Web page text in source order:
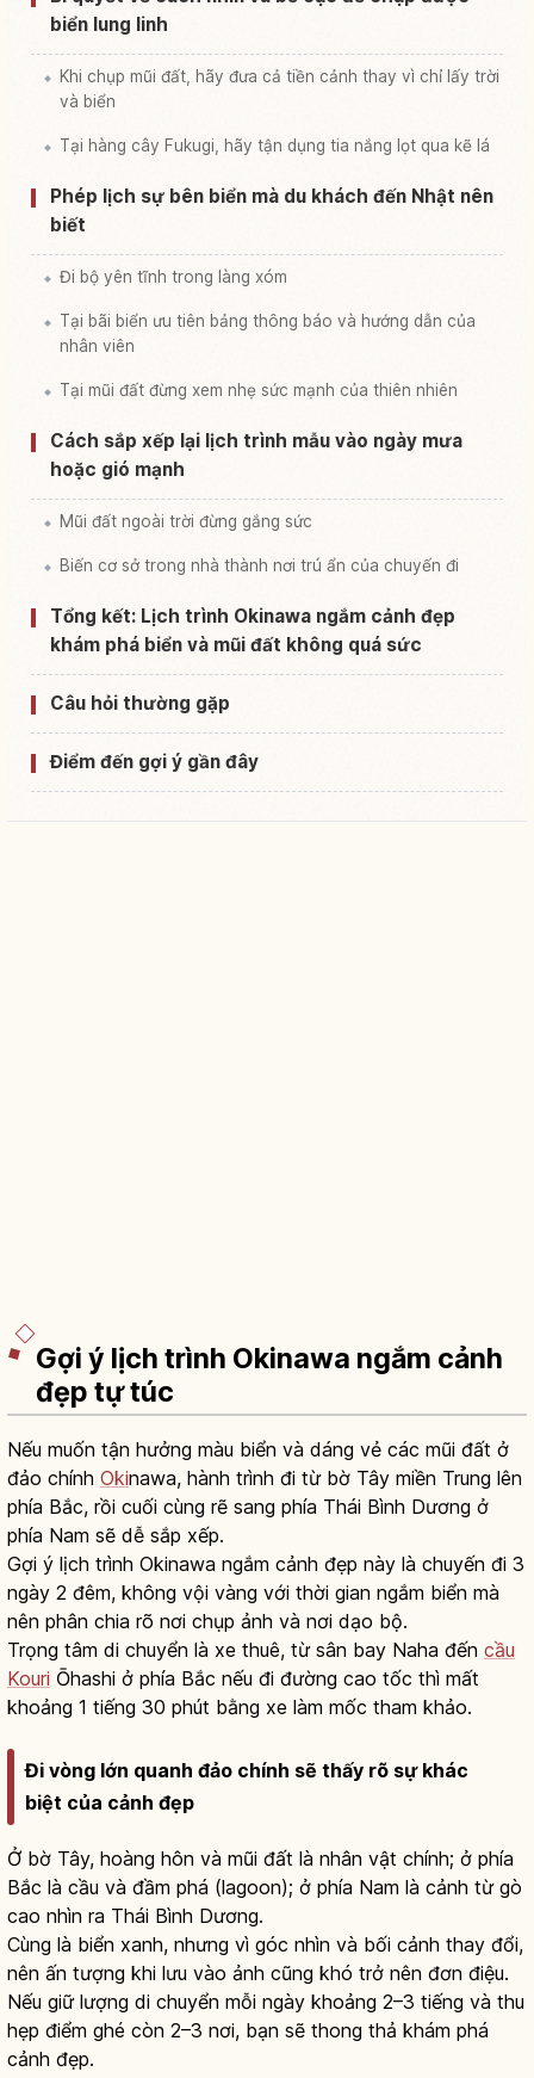
biển lung linh
Khi chụp mũi đất, hãy đưa cả tiền cảnh thay vì chỉ lấy trời
và biển
Tại hàng cây Fukugi, hãy tận dụng tia nắng lọt qua kẽ lá
Phép lịch sự bên biển mà du khách đến Nhật nên
biết
Đi bộ yên tĩnh trong làng xóm
Tại bãi biển ưu tiên bảng thông báo và hướng dẫn của
nhân viên
Tại mũi đất đừng xem nhẹ sức mạnh của thiên nhiên
Cách sắp xếp lại lịch trình mẫu vào ngày mưa
hoặc gió mạnh
Mũi đất ngoài trời đừng gắng sức
Biến cơ sở trong nhà thành nơi trú ẩn của chuyến đi
Tổng kết: Lịch trình Okinawa ngắm cảnh đẹp
khám phá biển và mũi đất không quá sức
Câu hỏi thường gặp
Điểm đến gợi ý gần đây
Gợi ý lịch trình Okinawa ngắm cảnh
đẹp tự túc
Nếu muốn tận hưởng màu biển và dáng vẻ các mũi đất ở
đảo chính Okinawa, hành trình đi từ bờ Tây miền Trung lên
phía Bắc, rồi cuối cùng rẽ sang phía Thái Bình Dương ở
phía Nam sẽ dễ sắp xếp.
Gợi ý lịch trình Okinawa ngắm cảnh đẹp này là chuyến đi 3
ngày 2 đêm, không vội vàng với thời gian ngắm biển mà
nên phân chia rõ nơi chụp ảnh và nơi dạo bộ.
Trọng tâm di chuyển là xe thuê, từ sân bay Naha đến cầu
Kouri Ōhashi ở phía Bắc nếu đi đường cao tốc thì mất
khoảng 1 tiếng 30 phút bằng xe làm mốc tham khảo.
Đi vòng lớn quanh đảo chính sẽ thấy rõ sự khác
biệt của cảnh đẹp
Ở bờ Tây, hoàng hôn và mũi đất là nhân vật chính; ở phía
Bắc là cầu và đầm phá (lagoon); ở phía Nam là cảnh từ gò
cao nhìn ra Thái Bình Dương.
Cùng là biển xanh, nhưng vì góc nhìn và bối cảnh thay đổi,
nên ấn tượng khi lưu vào ảnh cũng khó trở nên đơn điệu.
Nếu giữ lượng di chuyển mỗi ngày khoảng 2–3 tiếng và thu
hẹp điểm ghé còn 2–3 nơi, bạn sẽ thong thả khám phá
cảnh đẹp.